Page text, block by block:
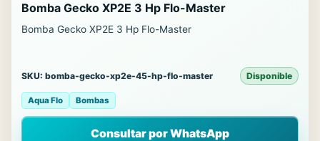
Bomba Gecko XP2E 3 Hp Flo-Master
Bomba Gecko XP2E 3 Hp Flo-Master
SKU: bomba-gecko-xp2e-45-hp-flo-master Disponible
Aqua Flo Bombas
Consultar por WhatsApp